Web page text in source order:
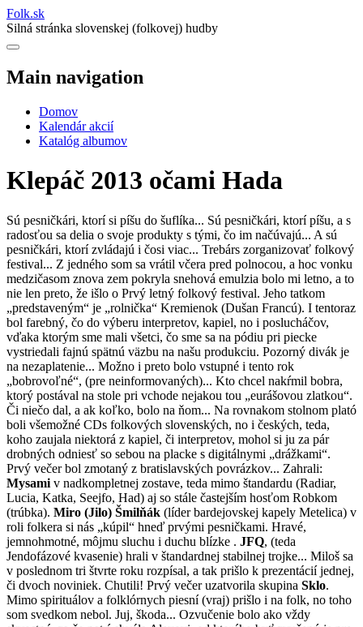
Folk.sk
Silná stránka slovenskej (folkovej) hudby
Main navigation
Domov
Kalendár akcií
Katalóg albumov
Klepáč 2013 očami Hada
Sú pesničkári, ktorí si píšu do šuflíka... Sú pesničkári, ktorí píšu, a s
radosťou sa delia o svoje produkty s tými, čo im načúvajú... A sú
pesničkári, ktorí zvládajú i čosi viac... Trebárs zorganizovať folkový
festival... Z jedného som sa vrátil včera pred polnocou, a hoc vonku
medzičasom znova zem pokryla snehová emulzia bolo mi letno, a to
nie len preto, že išlo o Prvý letný folkový festival. Jeho tatkom
„predstaveným“ je „rolnička“ Kremienok (Dušan Francú). I tentoraz
bol farebný, čo do výberu interpretov, kapiel, no i poslucháčov,
vďaka ktorým sme mali všetci, čo sme sa na pódiu pri piecke
vystriedali fajnú spätnú väzbu na našu produkciu. Pozorný divák je
na nezaplatenie... Možno i preto bolo vstupné i tento rok
„bobrovoľné“, (pre neinformovaných)... Kto chcel nakŕmil bobra,
ktorý postával na stole pri vchode nejakou tou „eurášovou zlatkou“.
Či niečo dal, a ak koľko, bolo na ňom... Na rovnakom stolnom plató
boli všemožné CDs folkových slovenských, no i českých, teda,
koho zaujala niektorá z kapiel, či interpretov, mohol si ju za pár
drobných odniesť so sebou na placke s digitálnymi „drážkami“.
Prvý večer bol zmotaný z bratislavských povrázkov... Zahrali:
Mysami v nadkompletnej zostave, teda mimo štandardu (Radiar,
Lucia, Katka, Seejfo, Had) aj so stále častejším hosťom Robkom
(trúbka). Miro (Jilo) Šmilňák (líder bardejovskej kapely Metelica) v
roli folkera si nás „kúpil“ hneď prvými pesničkami. Hravé,
jemnohmotné, môjmu sluchu i duchu blízke . JFQ, (teda
Jendofázové kvasenie) hrali v štandardnej stabilnej trojke... Miloš sa
v poslednom tri štvrte roku rozpísal, a tak prišlo k prezentácií jednej,
či dvoch noviniek. Chutili! Prvý večer uzatvorila skupina Sklo.
Mimo spirituálov a folklórnych piesní (vraj) prišlo i na folk, no toho
som svedkom nebol. Juj, škoda... Ozvučenie bolo ako vždy